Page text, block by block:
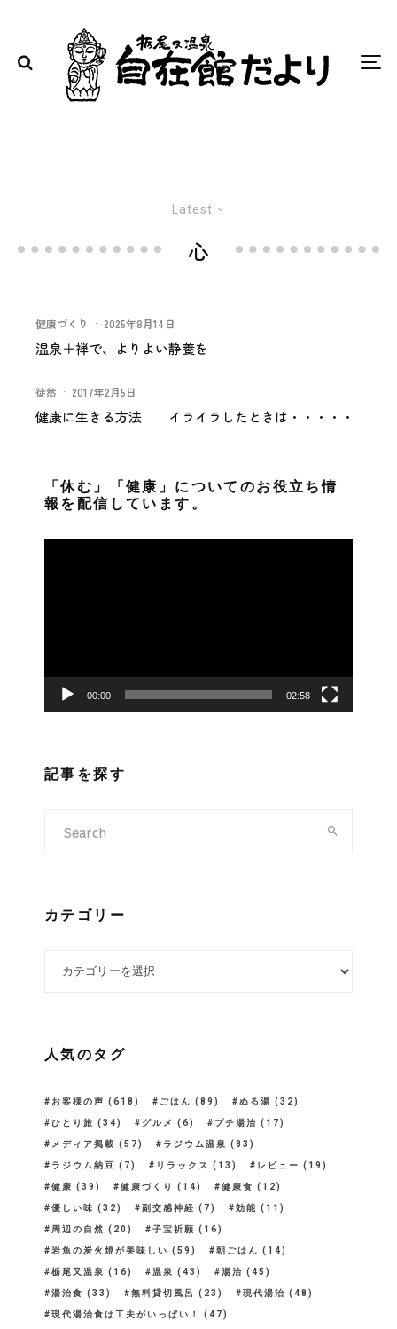
Latest
心
健康づくり · 2025年8月14日
温泉＋禅で、よりよい静養を
徒然 · 2017年2月5日
健康に生きる方法 イライラしたときは・・・・・
「休む」「健康」についてのお役立ち情
報を配信しています。
ー
00:00 02:58
記事を探す
カテゴリー
人気のタグ
お客様の声 (618) ごはん (89) ぬる湯 (32)
ひとり旅 (34) グルメ (6) プチ湯治 (17)
メディア掲載 (57) ラジウム温泉 (83)
ラジウム納豆 (7) リラックス (13) レビュー (19)
健康 (39) 健康づくり (14) 健康食 (12)
優しい味 (32) 副交感神経 (7) 効能 (11)
周辺の自然 (20) 子宝祈願 (16)
岩魚の炭火焼が美味しい (59) 朝ごはん (14)
栃尾又温泉 (16) 温泉 (43) 湯治 (45)
湯治食 (33) 無料貸切風呂 (23) 現代湯治 (48)
現代湯治食は工夫がいっぱい！ (47)